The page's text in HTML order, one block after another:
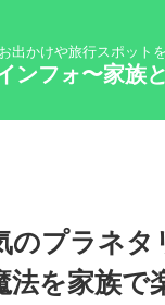
出かけや旅行スポット
ンフォ〜家族
のプラネタ
法を家族で